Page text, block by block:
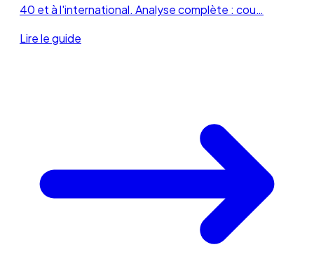
40 et à l'international. Analyse complète : cou…
Lire le guide